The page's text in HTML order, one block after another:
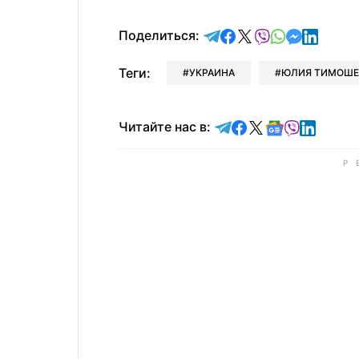
Поделиться: отправить в Telegram
поделиться в
поделиться в X
отправить в
отправить
Теги: УКРАИНА ЮЛИЯ
Читайте нас в: Читайте в Telegram
Читайте в
Читайте в X
Читайте в
Читайте